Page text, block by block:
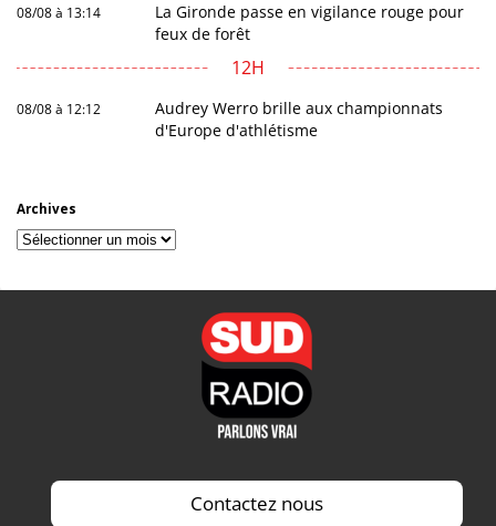
08/08 à 13:14
La Gironde passe en vigilance rouge pour
feux de forêt
12H
08/08 à 12:12
Audrey Werro brille aux championnats
d'Europe d'athlétisme
Archives
Archives
Contactez nous